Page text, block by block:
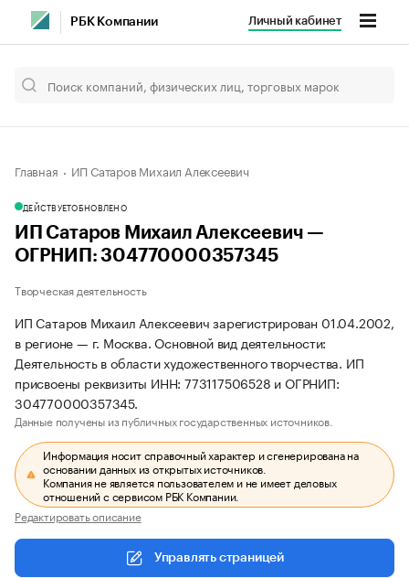
РБК Компании Личный кабинет
Главная ИП Сатаров Михаил Алексеевич
ДЕЙСТВУЕТОБНОВЛЕНО
ИП Сатаров Михаил Алексеевич —
ОГРНИП: 304770000357345
Творческая деятельность
ИП Сатаров Михаил Алексеевич зарегистрирован 01.04.2002,
в регионе — г. Москва. Основной вид деятельности:
Деятельность в области художественного творчества. ИП
присвоены реквизиты ИНН: 773117506528 и ОГРНИП:
304770000357345.
Данные получены из публичных государственных источников.
Информация носит справочный характер и сгенерирована на
основании данных из открытых источников.
Компания не является пользователем и не имеет деловых
отношений с сервисом РБК Компании.
Редактировать описание
Управлять страницей